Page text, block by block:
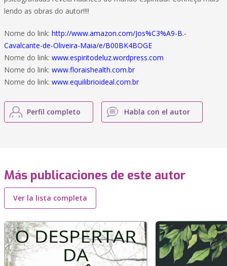
lendo as obras do autor!!!!
Nome do link: http://www.amazon.com/Jos%C3%A9-B.-
Cavalcante-de-Oliveira-Maia/e/B00BK4BOGE
Nome do link: www.espiritodeluz.wordpress.com
Nome do link: www.floraishealth.com.br
Nome do link: www.equilibrioideal.com.br
Perfil completo Habla con el autor
Más publicaciones de este autor
Ver la lista completa